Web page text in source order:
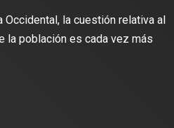
Occidental, la cuestión relativa al
la población es cada vez más